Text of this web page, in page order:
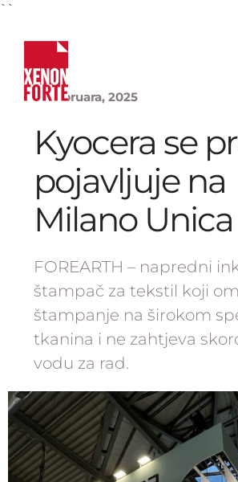
``
5. Februara, 2025
Kyocera se
pojavljuje na
Milano Unica
FOREARTH – napredni
štampač za tekstil koji
štampanje na širokom
tkanina i ne zahtjeva
vodu za rad.